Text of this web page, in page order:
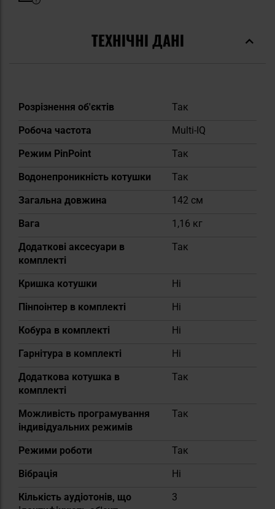
ТЕХНІЧНІ ДАНІ
Докладніше
Розрізнення об'єктів
Так
Робоча частота
Multi-IQ
Режим PinPoint
Так
Водонепроникність котушки
Так
Загальна довжина
142 см
Вага
1,16 кг
Додаткові аксесуари в
комплекті
Так
Кришка котушки
Ні
Пінпоінтер в комплекті
Ні
Кобура в комплекті
Ні
Гарнітура в комплекті
Ні
Додаткова котушка в
комплекті
Так
Можливість програмування
індивідуальних режимів
Так
Режими роботи
Так
Вібрація
Ні
Кількість аудіотонів, що
3